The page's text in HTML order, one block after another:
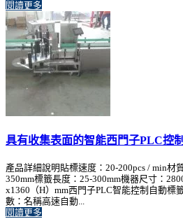
閱讀更多
具有收集表面的智能西門子PLC控
產品詳細說明貼標速度：20-200pcs / min材
350mm標籤長度：25-300mm機器尺寸：
x1360（H）mm西門子PLC智能控制自動標
數：名稱高速自動...
閱讀更多